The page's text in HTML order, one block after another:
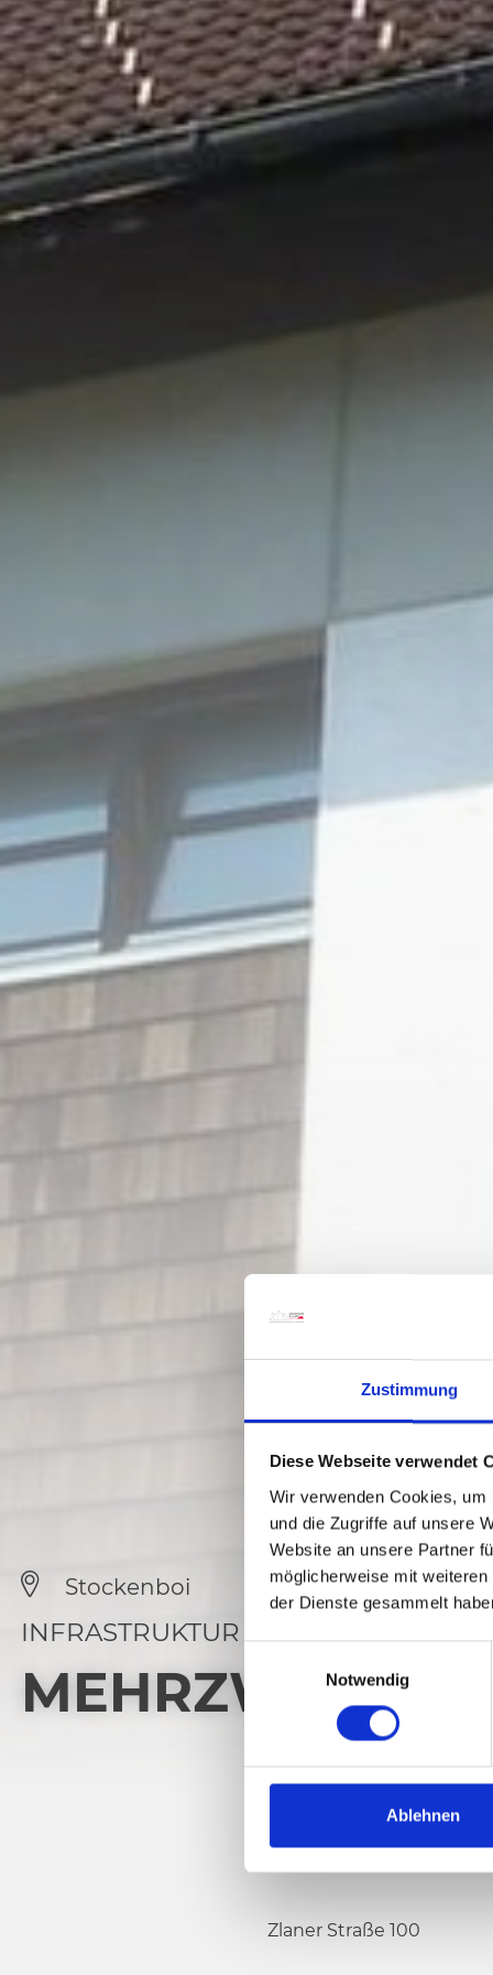
Zustimmung
Diese Webseite verwendet
Wir verwenden Cookies,
und die Zugriffe auf unsere
Website an unsere Partner
möglicherweise mit
der Dienste gesammelt
g
Notwendig
Ablehnen
Stockenboi
INFRASTRUKTUR
Zlaner Straße 100